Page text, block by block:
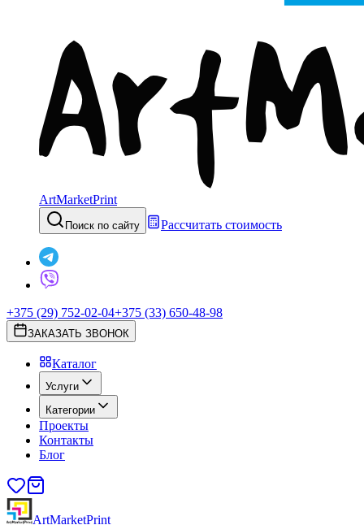
ArtMarketPrint
Поиск по сайту Рассчитать стоимость
+375 (29) 752-02-04+375 (33) 650-48-98
ЗАКАЗАТЬ ЗВОНОК
Каталог
Услуги
Категории
Проекты
Контакты
Блог
ArtMarketPrint